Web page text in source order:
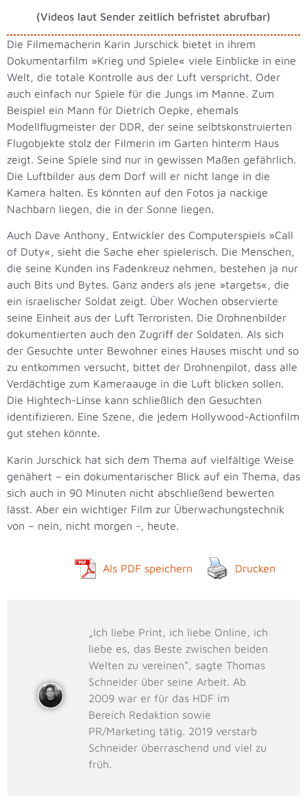
(Videos laut Sender zeitlich befristet abrufbar)
Die Filmemacherin Karin Jurschick bietet in ihrem
Dokumentarfilm »Krieg und Spiele« viele Einblicke in eine
Welt, die totale Kontrolle aus der Luft verspricht. Oder
auch einfach nur Spiele für die Jungs im Manne. Zum
Beispiel ein Mann für Dietrich Oepke, ehemals
Modellflugmeister der DDR, der seine selbtskonstruierten
Flugobjekte stolz der Filmerin im Garten hinterm Haus
zeigt. Seine Spiele sind nur in gewissen Maßen gefährlich.
Die Luftbilder aus dem Dorf will er nicht lange in die
Kamera halten. Es könnten auf den Fotos ja nackige
Nachbarn liegen, die in der Sonne liegen.
Auch Dave Anthony, Entwickler des Computerspiels »Call
of Duty«, sieht die Sache eher spielerisch. Die Menschen,
die seine Kunden ins Fadenkreuz nehmen, bestehen ja nur
auch Bits und Bytes. Ganz anders als jene »targets«, die
ein israelischer Soldat zeigt. Über Wochen observierte
seine Einheit aus der Luft Terroristen. Die Drohnenbilder
dokumentierten auch den Zugriff der Soldaten. Als sich
der Gesuchte unter Bewohner eines Hauses mischt und so
zu entkommen versucht, bittet der Drohnenpilot, dass alle
Verdächtige zum Kameraauge in die Luft blicken sollen.
Die Hightech-Linse kann schließlich den Gesuchten
identifizieren. Eine Szene, die jedem Hollywood-Actionfilm
gut stehen könnte.
Karin Jurschick hat sich dem Thema auf vielfältige Weise
genähert – ein dokumentarischer Blick auf ein Thema, das
sich auch in 90 Minuten nicht abschließend bewerten
lässt. Aber ein wichtiger Film zur Überwachungstechnik
von – nein, nicht morgen -, heute.
Als PDF speichern Drucken
„Ich liebe Print, ich liebe Online, ich
liebe es, das Beste zwischen beiden
Welten zu vereinen“, sagte Thomas
Schneider über seine Arbeit. Ab
2009 war er für das HDF im
Bereich Redaktion sowie
PR/Marketing tätig. 2019 verstarb
Schneider überraschend und viel zu
früh.